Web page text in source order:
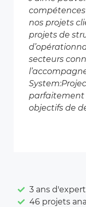
3 ans
46 projets
nos projets
projets de
secteurs
parfaitement
objectifs de